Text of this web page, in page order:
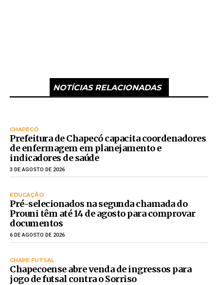
NOTÍCIAS RELACIONADAS
CHAPECÓ
Prefeitura de Chapecó capacita coordenadores
de enfermagem em planejamento e
indicadores de saúde
3 DE AGOSTO DE 2026
EDUCAÇÃO
Pré-selecionados na segunda chamada do
Prouni têm até 14 de agosto para comprovar
documentos
6 DE AGOSTO DE 2026
CHAPE FUTSAL
Chapecoense abre venda de ingressos para
jogo de futsal contra o Sorriso